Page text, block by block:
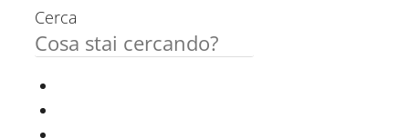
Cerca